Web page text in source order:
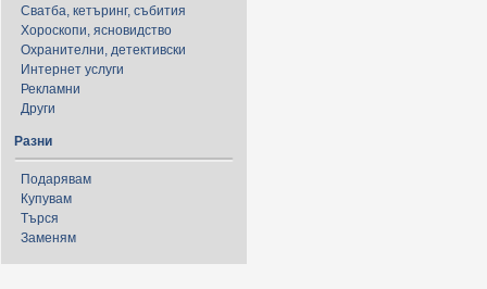
Сватба, кетъринг, събития
Хороскопи, ясновидство
Охранителни, детективски
Интернет услуги
Рекламни
Други
Разни
Подарявам
Купувам
Търся
Заменям